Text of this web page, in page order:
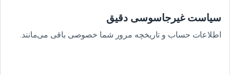
سیاست غیرجاسوسی دقیق
اطلاعات حساب و تاریخچه مرور شما خصوصی باقی می‌مانند.